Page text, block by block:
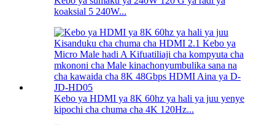
koaksial 5 240W...
Kebo ya HDMI ya 8K 60hz ya hali ya juu yenye
kipochi cha chuma cha 4K 120Hz...